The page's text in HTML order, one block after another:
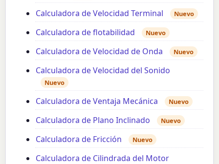
Calculadora de Velocidad Terminal Nuevo
Calculadora de flotabilidad Nuevo
Calculadora de Velocidad de Onda Nuevo
Calculadora de Velocidad del Sonido
Nuevo
Calculadora de Ventaja Mecánica Nuevo
Calculadora de Plano Inclinado Nuevo
Calculadora de Fricción Nuevo
Calculadora de Cilindrada del Motor